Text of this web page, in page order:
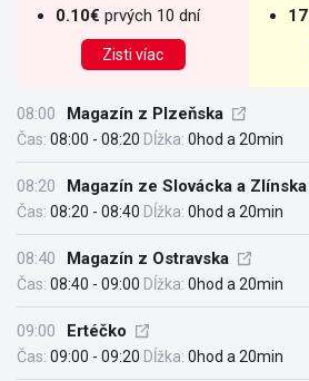
0.10€ prvých 10 dní
Zisti víac
17
08:00 Magazín z Plzeňska
Čas: 08:00 - 08:20 Dĺžka: 0hod a 20min
08:20 Magazín ze Slovácka a Zlínska
Čas: 08:20 - 08:40 Dĺžka: 0hod a 20min
08:40 Magazín z Ostravska
Čas: 08:40 - 09:00 Dĺžka: 0hod a 20min
09:00 Ertéčko
Čas: 09:00 - 09:20 Dĺžka: 0hod a 20min